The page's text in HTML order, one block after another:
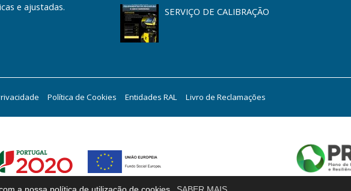
e ajustadas.
SERVIÇO DE CALIBRAÇÃO
Política de Cookies Entidades RAL Livro de Reclamações